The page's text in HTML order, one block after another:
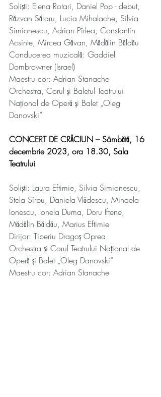
Soliști: Elena Rotari, Daniel Pop - debut,
Răzvan Săraru, Lucia Mihalache, Silvia
Simionescu, Adrian Pîrlea, Constantin
Acsinte, Mircea Găvan, Mădălin Băldău
Conducerea muzicală: Gaddiel
Dombrowner (Israel)
Maestru cor: Adrian Stanache
Orchestra, Corul și Baletul Teatrului
Național de Operă și Balet „Oleg
Danovski“
CONCERT DE CRĂCIUN – Sâmbătă, 16
decembrie 2023, ora 18.30, Sala
Teatrului
Soliști: Laura Eftimie, Silvia Simionescu,
Stela Sîrbu, Daniela Vlădescu, Mihaela
Ionescu, Ionela Duma, Doru Iftene,
Mădălin Băldău, Marius Eftimie
Dirijor: Tiberiu Dragoș Oprea
Orchestra și Corul Teatrului Național de
Operă și Balet „Oleg Danovski“
Maestru cor: Adrian Stanache